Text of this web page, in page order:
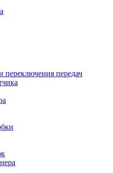
переключения передач